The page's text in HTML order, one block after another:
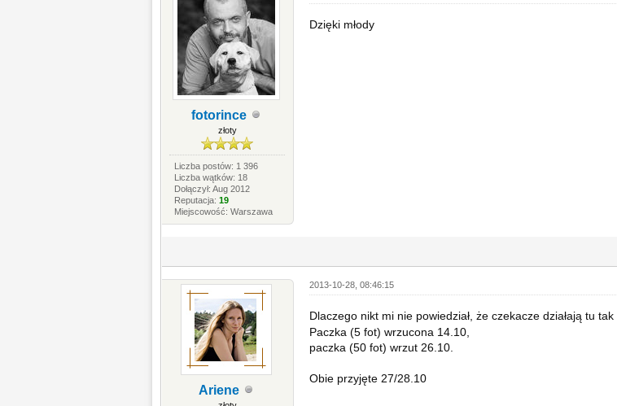
fotorince
złoty
Liczba postów: 1 396
Liczba wątków: 18
Dołączył: Aug 2012
Reputacja:19
Miejscowość: Warszawa
Dzięki młody
Ariene
2013-10-28, 08:46:15
Dlaczego nikt mi nie powiedział, że czekacze działają tu
Paczka (5 fot) wrzucona 14.10,
paczka (50 fot) wrzut 26.10.
Obie przyjęte 27/28.10